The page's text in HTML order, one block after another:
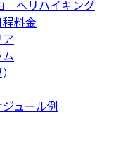
ヘリハイキング
料金
ュール例